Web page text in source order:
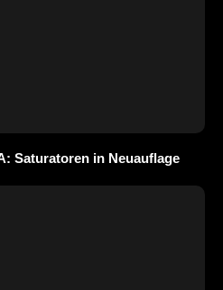
Saturatoren in Neuauflage